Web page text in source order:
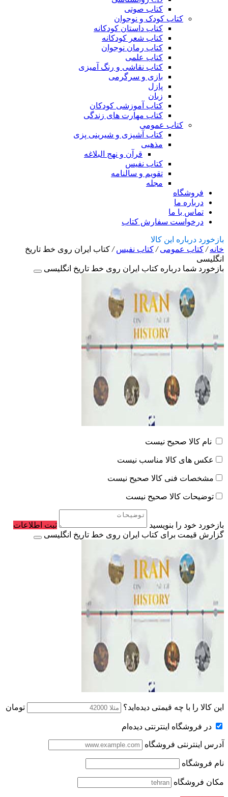
کتاب صوتی
کتاب کودک و نوجوان
کتاب داستان کودکانه
کتاب شعر کودکانه
کتاب رمان نوجوان
کتاب علمی
کتاب نقاشی و رنگ آمیزی
بازی و سرگرمی
پازل
زبان
کتاب آموزشی کودکان
کتاب مهارت های زندگی
کتاب عمومی
کتاب آشپزی و شیرینی پزی
مذهبی
قرآن و نهج البلاغه
کتاب نفیس
تقویم و سالنامه
مجله
فروشگاه
درباره ما
تماس با ما
درخواست سفارش کتاب
بازخورد درباره این کالا
خانه/ کتاب عمومی/ کتاب نفیس/ کتاب ایران روی خط تاریخ
انگلیسی
بازخورد شما درباره کتاب ایران روی خط تاریخ انگلیسی
نام کالا صحیح نیست
عکس های کالا مناسب نیست
مشخصات فنی کالا صحیح نیست
توضیحات کالا صحیح نیست
بازخورد خود را بنویسید
ثبت اطلاعات
گزارش قیمت برای کتاب ایران روی خط تاریخ انگلیسی
این کالا را با چه قیمتی دیده‌اید؟ تومان
در فروشگاه اینترنتی دیده‌ام
آدرس اینترنتی فروشگاه
نام فروشگاه
مکان فروشگاه